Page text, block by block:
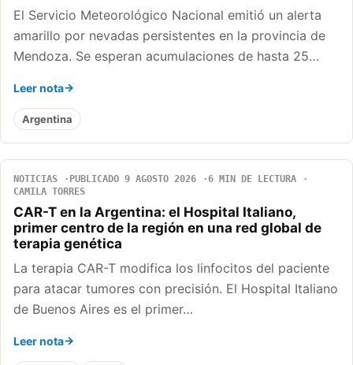
El Servicio Meteorológico Nacional emitió un alerta
amarillo por nevadas persistentes en la provincia de
Mendoza. Se esperan acumulaciones de hasta 25…
Leer nota
Argentina
NOTICIAS PUBLICADO 9 AGOSTO 2026
6 MIN DE LECTURA
CAMILA TORRES
CAR-T en la Argentina: el Hospital Italiano,
primer centro de la región en una red global de
terapia genética
La terapia CAR-T modifica los linfocitos del paciente
para atacar tumores con precisión. El Hospital Italiano
de Buenos Aires es el primer…
Leer nota